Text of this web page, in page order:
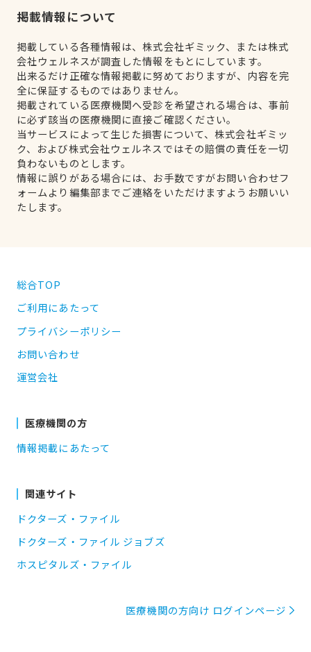
掲載情報について
掲載している各種情報は、株式会社ギミック、または株式
会社ウェルネスが調査した情報をもとにしています。
出来るだけ正確な情報掲載に努めておりますが、内容を完
全に保証するものではありません。
掲載されている医療機関へ受診を希望される場合は、事前
に必ず該当の医療機関に直接ご確認ください。
当サービスによって生じた損害について、株式会社ギミッ
ク、および株式会社ウェルネスではその賠償の責任を一切
負わないものとします。
情報に誤りがある場合には、お手数ですがお問い合わせフ
ォームより編集部までご連絡をいただけますようお願いい
たします。
総合TOP
ご利用にあたって
プライバシーポリシー
お問い合わせ
運営会社
医療機関の方
情報掲載にあたって
関連サイト
ドクターズ・ファイル
ドクターズ・ファイル ジョブズ
ホスピタルズ・ファイル
医療機関の方向け ログインページ